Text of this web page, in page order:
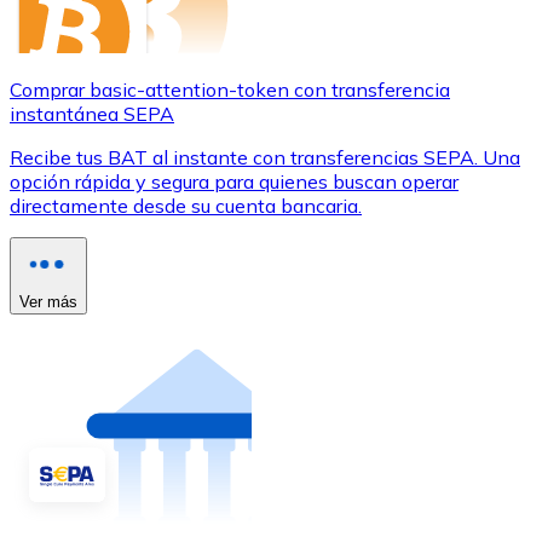
Comprar basic-attention-token con transferencia
instantánea SEPA
Recibe tus BAT al instante con transferencias SEPA. Una
opción rápida y segura para quienes buscan operar
directamente desde su cuenta bancaria.
Ver más